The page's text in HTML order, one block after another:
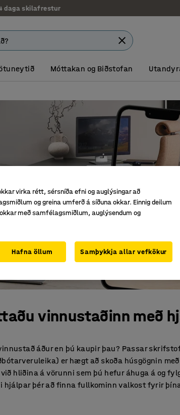
daga skilafrestur
Móttakan og Biðstofan
vinnustaðinn með
áður en þú kaupir þau? Passar
er hægt að skoða húsgögnin
hliðina á vörunni sem þú hefur áhuga á og
hjálpar þér að finna fullkominn valkost fyrir
virka rétt, sérsníða efni og auglýsingar að
og greina umferð á síðuna okkar. Einnig deilum
með samfélagsmiðlum, auglýsendum og
Hafna öllum Samþykkja allar vefkökur